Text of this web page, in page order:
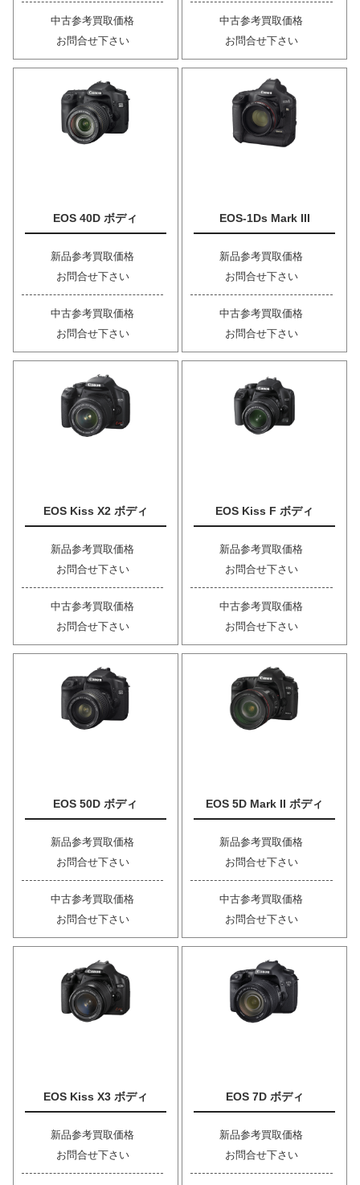
中古参考買取価格
お問合せ下さい
中古参考買取価格
お問合せ下さい
EOS 40D ボディ
新品参考買取価格
お問合せ下さい
中古参考買取価格
お問合せ下さい
EOS-1Ds Mark III
新品参考買取価格
お問合せ下さい
中古参考買取価格
お問合せ下さい
EOS Kiss X2 ボディ
新品参考買取価格
お問合せ下さい
中古参考買取価格
お問合せ下さい
EOS Kiss F ボディ
新品参考買取価格
お問合せ下さい
中古参考買取価格
お問合せ下さい
EOS 50D ボディ
新品参考買取価格
お問合せ下さい
中古参考買取価格
お問合せ下さい
EOS 5D Mark II ボディ
新品参考買取価格
お問合せ下さい
中古参考買取価格
お問合せ下さい
EOS Kiss X3 ボディ
新品参考買取価格
お問合せ下さい
EOS 7D ボディ
新品参考買取価格
お問合せ下さい